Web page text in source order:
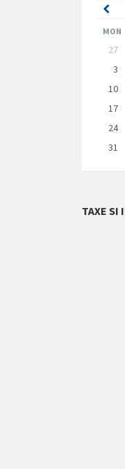
MON
Skip
calendar
days
27
3
10
17
24
31
to
TAXE SI